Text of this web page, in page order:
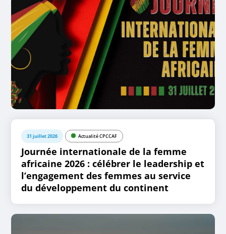
31 juillet 2026 Actualité CPCCAF
Journée internationale de la femme
africaine 2026 : célébrer le leadership et
l’engagement des femmes au service
du développement du continent